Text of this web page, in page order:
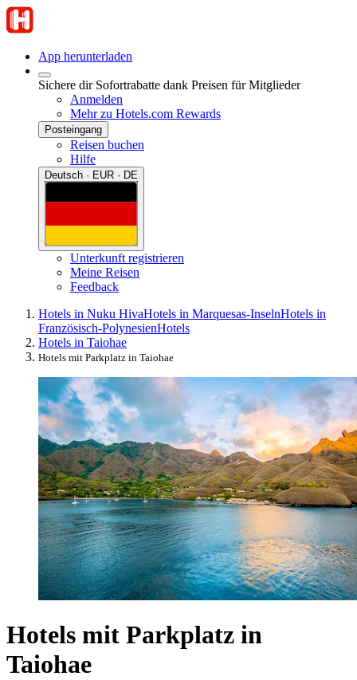
App herunterladen
Sichere dir Sofortrabatte dank Preisen für Mitglieder
Anmelden
Mehr zu Hotels.com Rewards
Posteingang
Reisen buchen
Hilfe
Deutsch · EUR · DE
Unterkunft registrieren
Meine Reisen
Feedback
Hotels in Nuku HivaHotels in Marquesas-InselnHotels in
Französisch-PolynesienHotels
Hotels in Taiohae
Hotels mit Parkplatz in Taiohae
Hotels mit Parkplatz in
Taiohae